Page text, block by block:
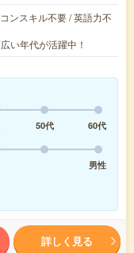
ンスキル不要 / 英語力不
い年代が活躍中！
50代
60代
男性
詳しく見る